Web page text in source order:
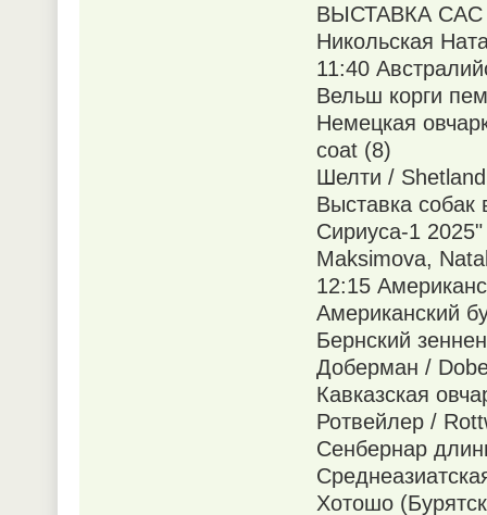
ВЫСТАВКА САС
Никольская
11:40
Вельш корги
Немецкая
coat (8)
Шелти /
Выставка собак
Сириуса-1 2025"
Maksimova,
12:15
Американский
Бернский
Доберман /
Кавказская
Ротвейлер /
Сенбернар
Хотошо